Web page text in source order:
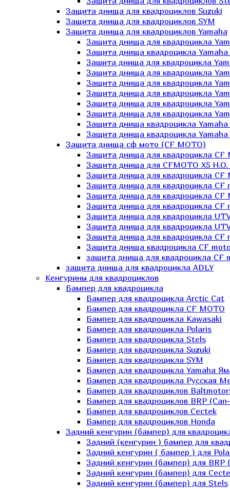
Защита днища для квадроциклов Suzuki
Защита днища для квадроциклов SYM
Защита днища для квадроциклов Yamaha
Защита днища для квадроцикла
Защита днища квадроцикла Yamaha
Зашита днища для квадроцикла
Защита днища для квадроцикла
Защита днища для квадроцикла
Защита днища для квадроцикла
Защита днища для квадроцикла
Защита днища для квадроцикла
Защита днища квадроцикла Yamaha
Защита днища квадроцикла Yamaha
Защита днища сф мото (CF MOTO)
Защита днища для квадроцикла CF
Защита днища для CFMOTO X5 H.O.
Защита днища для квадроцикла CF
Защита днища для квадроцикла CF
Защита днища для квадроцикла CF
Защита днища для квадроцикла CF
Защита днища для квадроцикла
Защита днища для квадроцикла
Защита днища для квадроцикла СF
Защита днища квадроцикла СF
защита днища для квадроцикла CF
защита днища для квадроцикла ADLY
Кенгурины для квадроциклов
Бампер для квадроцикла
Бампер для квадроцикла Arctic Cat
Бампер для квадроцикла CF MOTO
Бампер для квадроцикла Kawasaki
Бампер для квадроцикла Polaris
Бампер для квадроцикла Stels
Бампер для квадроцикла Suzuki
Бампер для квадроцикла SYM
Бампер для квадроцикла Yamaha
Бампер для квадроцикла Русская
Бампер для квадроциклов
Бампер для квадроциклов BRP
Бампер для квадроциклов Cectek
Бампер для квадроциклов Honda
Задний кенгурин (бампер) для
Задний (кенгурин ) бампер для
Задний кенгурин ( бампер ) для
Задний кенгурин (бампер) для BRP
Задний кенгурин (бампер) для
Задний кенгурин (бампер) для Stels